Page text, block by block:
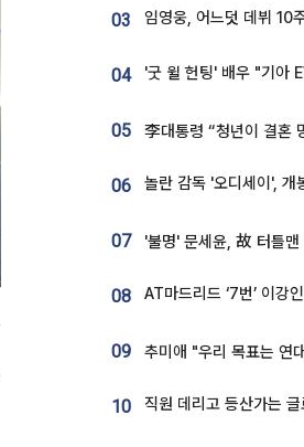
03
04
05
06
07
08
09
10